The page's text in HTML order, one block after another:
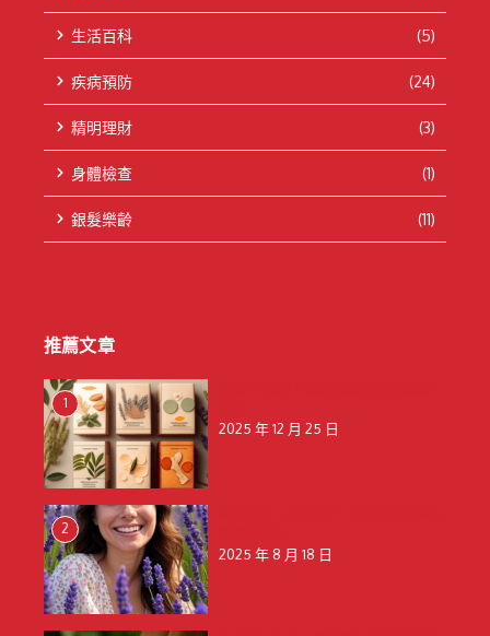
生活百科 (5)
疾病預防 (24)
精明理財 (3)
身體檢查 (1)
銀髮樂齡 (11)
推薦文章
1
2025 年 12 月 25 日
2
2025 年 8 月 18 日